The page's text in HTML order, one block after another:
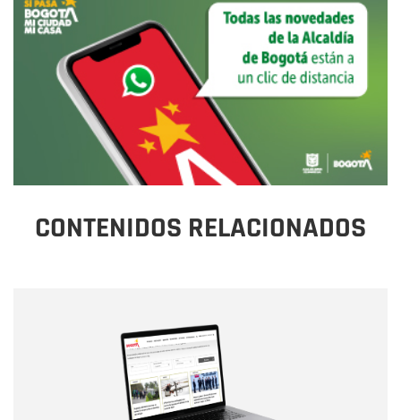
CONTENIDOS RELACIONADOS
Correo electrónico